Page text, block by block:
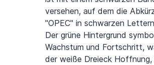
versehen, auf dem die
"OPEC" in schwarzen
Der grüne Hintergrund
Wachstum und Fortschritt,
der weiße Dreieck Hoffnung,